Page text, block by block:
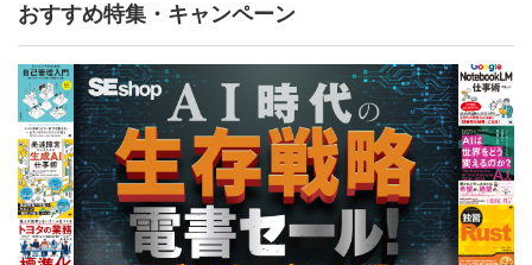
おすすめ特集・キャンペーン